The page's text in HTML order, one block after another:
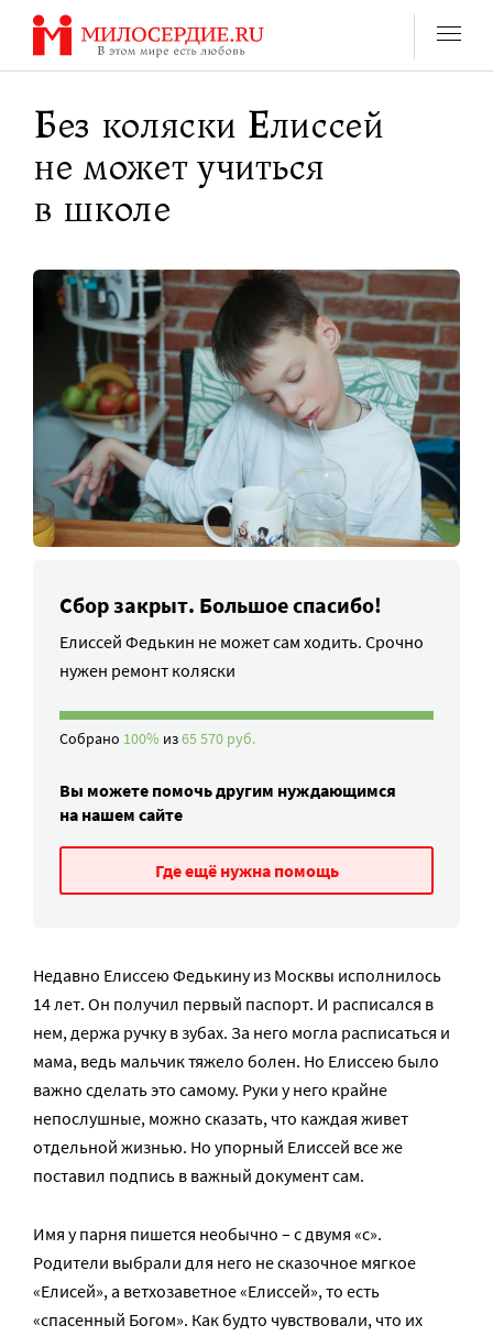
Перейти
содержанию
Без коляски Елиссей
не может учиться
в школе
Сбор закрыт. Большое спасибо!
Елиссей Федькин не может сам ходить. Срочно
нужен ремонт коляски
Собрано 100% из65 570 руб.
Вы можете помочь другим нуждающимся
на нашем сайте
Где ещё нужна помощь
Недавно Елиссею Федькину из Москвы исполнилось
14 лет. Он получил первый паспорт. И расписался в
нем, держа ручку в зубах. За него могла расписаться и
мама, ведь мальчик тяжело болен. Но Елиссею было
важно сделать это самому. Руки у него крайне
непослушные, можно сказать, что каждая живет
отдельной жизнью. Но упорный Елиссей все же
поставил подпись в важный документ сам.
Имя у парня пишется необычно – с двумя «с».
Родители выбрали для него не сказочное мягкое
«Елисей», а ветхозаветное «Елиссей», то есть
«спасенный Богом». Как будто чувствовали, что их